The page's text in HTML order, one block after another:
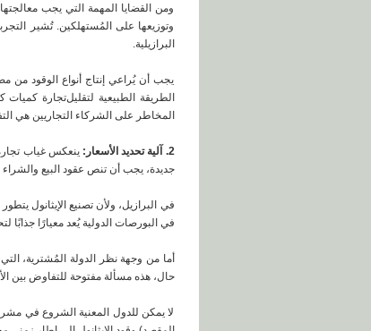
ومن القضايا المهمة التي يجب
وتوزيعها على المُستهلكين. تُشير
البرازيلية.
يجب أن يُراعي إنتاج أنواع الوقود من
تجارة كمياتالطريقة الطبيعية لتقليل
المخاطر على الشركاء التجاريين هي
2. آلية تحديد الأسعار:
ينعكس غياب
جديدة، يجب أن تنص عقود البيع
في البرازيل، ولأن تصنيع الإيثانول
في البورصات الدولية يُعد معيارًا جذابًا
أما من وجهة نظر الدولة المُشترية،
حال، هذه مسألة مفتوحة للتفاوض بين
لا يمكن للدول المعنية الشروع في